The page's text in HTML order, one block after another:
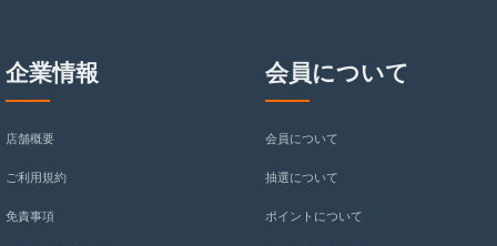
企業情報
店舗概要
ご利用規約
免責事項
会員について
会員について
抽選について
ポイントについて